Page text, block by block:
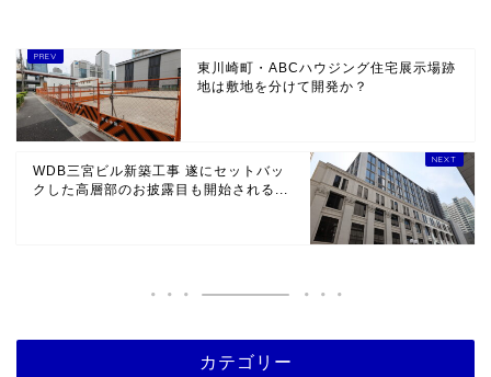
東川崎町・ABCハウジング住宅展示場跡
地は敷地を分けて開発か？
WDB三宮ビル新築工事 遂にセットバッ
クした高層部のお披露目も開始される...
カテゴリー